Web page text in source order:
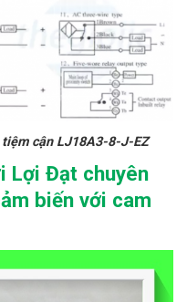
cận LJ18A3-8-J-EZ
Lợi Đạt chuyên
biến với cam